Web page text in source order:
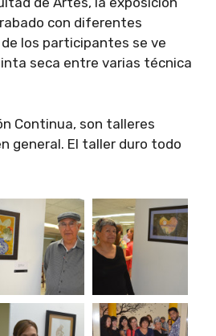
con diferentes
los participantes se ve
seca entre varias técnica
Continua, son talleres
general. El taller duro todo